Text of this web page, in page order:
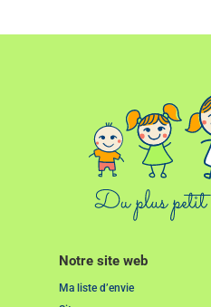
Notre site web
Ma liste d’envie